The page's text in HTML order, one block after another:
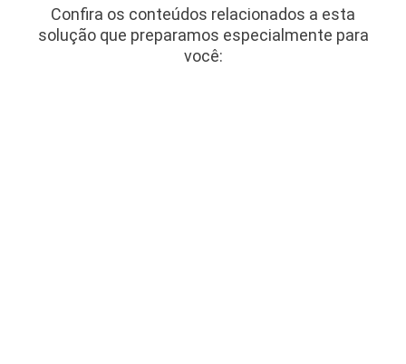
Confira os conteúdos relacionados a esta
solução que preparamos especialmente para
você: